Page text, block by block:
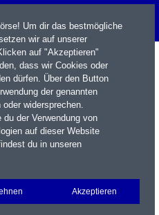
Portfolio Login
Um dir das bestmögliche
wir auf unserer
auf "Akzeptieren"
dass wir Cookies oder
dürfen. Über den Button
der genannten
widersprechen.
der Verwendung von
auf dieser Website
du in unseren
Akzeptieren